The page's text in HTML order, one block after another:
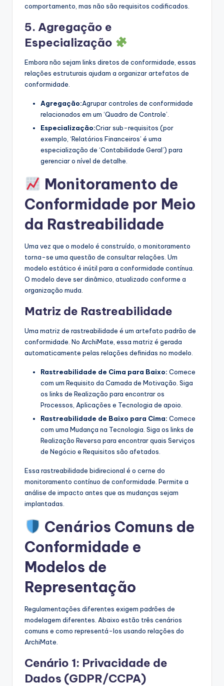
comportamento, mas não são requisitos codificados.
5. Agregação e
Especialização
Embora não sejam links diretos de conformidade, essas
relações estruturais ajudam a organizar artefatos de
conformidade.
Agregação:Agrupar controles de conformidade
relacionados em um ‘Quadro de Controle’.
Especialização:Criar sub-requisitos (por
exemplo, ‘Relatórios Financeiros’ é uma
especialização de ‘Contabilidade Geral’) para
gerenciar o nível de detalhe.
Monitoramento de
Conformidade por Meio
da Rastreabilidade
Uma vez que o modelo é construído, o monitoramento
torna-se uma questão de consultar relações. Um
modelo estático é inútil para a conformidade contínua.
O modelo deve ser dinâmico, atualizado conforme a
organização muda.
Matriz de Rastreabilidade
Uma matriz de rastreabilidade é um artefato padrão de
conformidade. No ArchiMate, essa matriz é gerada
automaticamente pelas relações definidas no modelo.
Rastreabilidade de Cima para Baixo: Comece
com um Requisito da Camada de Motivação. Siga
os links de Realização para encontrar os
Processos, Aplicações e Tecnologia de apoio.
Rastreabilidade de Baixo para Cima: Comece
com uma Mudança na Tecnologia. Siga os links de
Realização Reversa para encontrar quais Serviços
de Negócio e Requisitos são afetados.
Essa rastreabilidade bidirecional é o cerne do
monitoramento contínuo de conformidade. Permite a
análise de impacto antes que as mudanças sejam
implantadas.
Cenários Comuns de
Conformidade e
Modelos de
Representação
Regulamentações diferentes exigem padrões de
modelagem diferentes. Abaixo estão três cenários
comuns e como representá-los usando relações do
ArchiMate.
Cenário 1: Privacidade de
Dados (GDPR/CCPA)